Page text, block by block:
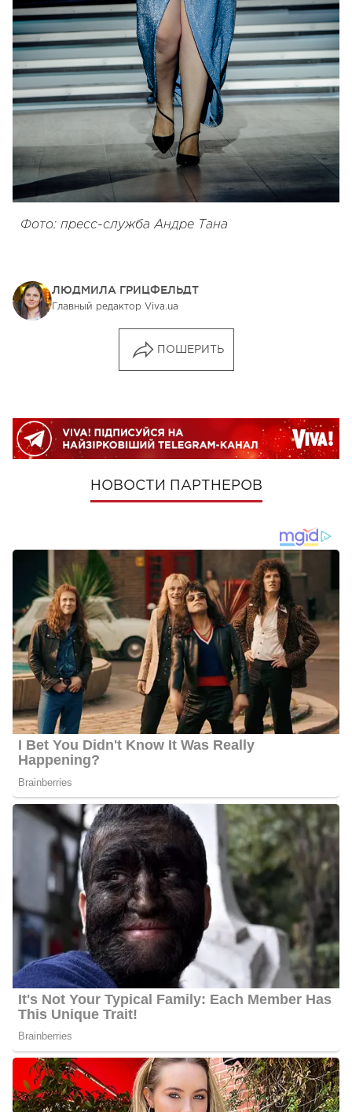
Фото: пресс-служба Андре Тана
ЛЮДМИЛА ГРИЦФЕЛЬДТ
Главный редактор Viva.ua
ПОШЕРИТЬ
НОВОСТИ ПАРТНЕРОВ